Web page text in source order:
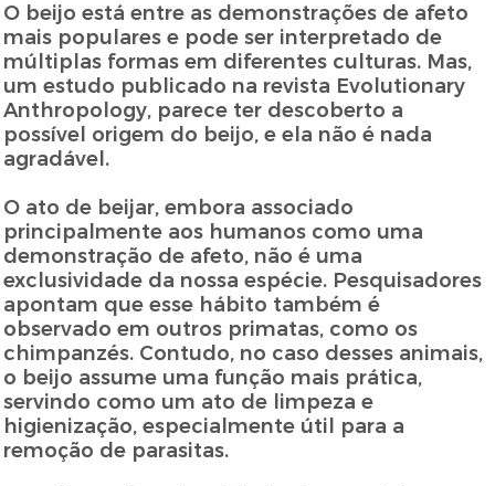
O beijo está entre as demonstrações de afeto
mais populares e pode ser interpretado de
múltiplas formas em diferentes culturas. Mas,
um estudo publicado na revista Evolutionary
Anthropology, parece ter descoberto a
possível origem do beijo, e ela não é nada
agradável.
O ato de beijar, embora associado
principalmente aos humanos como uma
demonstração de afeto, não é uma
exclusividade da nossa espécie. Pesquisadores
apontam que esse hábito também é
observado em outros primatas, como os
chimpanzés. Contudo, no caso desses animais,
o beijo assume uma função mais prática,
servindo como um ato de limpeza e
higienização, especialmente útil para a
remoção de parasitas.